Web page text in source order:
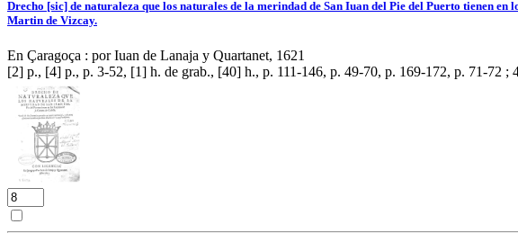
Drecho [sic] de naturaleza que los naturales de la merindad de San Iuan del Pie del Puerto tienen
Martin de Vizcay.
En Çaragoça : por Iuan de Lanaja y Quartanet, 1621
[2] p., [4] p., p. 3-52, [1] h. de grab., [40] h., p. 111-146, p. 49-70, p. 169-172, p. 71-72 ;